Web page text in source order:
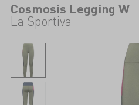
Cosmosis Legging W
La Sportiva